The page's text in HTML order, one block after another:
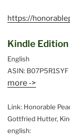
https://
Kindle Edition
English
ASIN: B07P5R1SYF
more ->
Link: Honorable
Gottfried Hutter,
english: